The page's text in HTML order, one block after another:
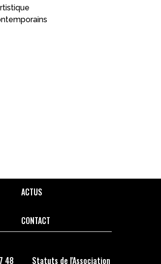
ACTUS
CONTACT
48 Statuts de l'Association